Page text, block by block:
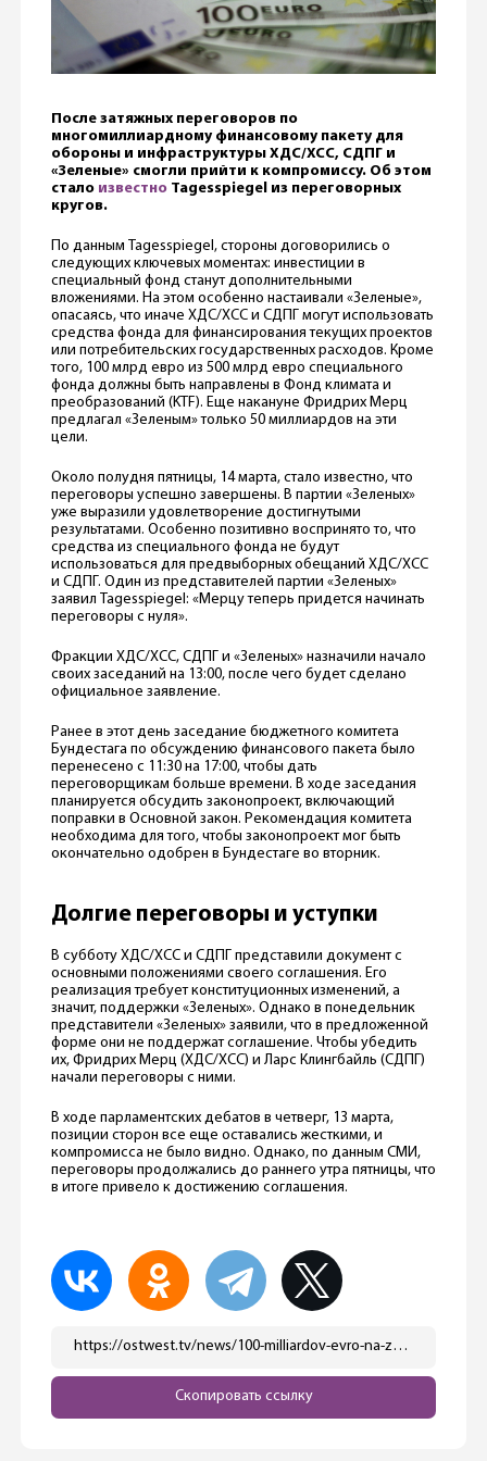
После затяжных переговоров по
многомиллиардному финансовому пакету для
обороны и инфраструктуры ХДС/ХСС, СДПГ и
«Зеленые» смогли прийти к компромиссу. Об этом
стало известноTagesspiegel из переговорных
кругов.
По данным Tagesspiegel, стороны договорились о
следующих ключевых моментах: инвестиции в
специальный фонд станут дополнительными
вложениями. На этом особенно настаивали «Зеленые»,
опасаясь, что иначе ХДС/ХСС и СДПГ могут использовать
средства фонда для финансирования текущих проектов
или потребительских государственных расходов. Кроме
того, 100 млрд евро из 500 млрд евро специального
фонда должны быть направлены в Фонд климата и
преобразований (KTF). Еще накануне Фридрих Мерц
предлагал «Зеленым» только 50 миллиардов на эти
цели.
Около полудня пятницы, 14 марта, стало известно, что
переговоры успешно завершены. В партии «Зеленых»
уже выразили удовлетворение достигнутыми
результатами. Особенно позитивно воспринято то, что
средства из специального фонда не будут
использоваться для предвыборных обещаний ХДС/ХСС
и СДПГ. Один из представителей партии «Зеленых»
заявил Tagesspiegel: «Мерцу теперь придется начинать
переговоры с нуля».
Фракции ХДС/ХСС, СДПГ и «Зеленых» назначили начало
своих заседаний на 13:00, после чего будет сделано
официальное заявление.
Ранее в этот день заседание бюджетного комитета
Бундестага по обсуждению финансового пакета было
перенесено с 11:30 на 17:00, чтобы дать
переговорщикам больше времени. В ходе заседания
планируется обсудить законопроект, включающий
поправки в Основной закон. Рекомендация комитета
необходима для того, чтобы законопроект мог быть
окончательно одобрен в Бундестаге во вторник.
Долгие переговоры и уступки
В субботу ХДС/ХСС и СДПГ представили документ с
основными положениями своего соглашения. Его
реализация требует конституционных изменений, а
значит, поддержки «Зеленых». Однако в понедельник
представители «Зеленых» заявили, что в предложенной
форме они не поддержат соглашение. Чтобы убедить
их, Фридрих Мерц (ХДС/ХСС) и Ларс Клингбайль (СДПГ)
начали переговоры с ними.
В ходе парламентских дебатов в четверг, 13 марта,
позиции сторон все еще оставались жесткими, и
компромисса не было видно. Однако, по данным СМИ,
переговоры продолжались до раннего утра пятницы, что
в итоге привело к достижению соглашения.
https://ostwest.tv/news/100-milliardov-evro-na-zashhitu-klimata-hds-hss-sdpg-i-zelenye-soglasovali-finansovyj-paket/
Скопировать ссылку